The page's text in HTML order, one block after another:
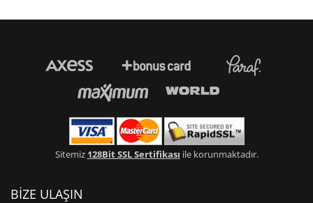
Sitemiz 128Bit SSL Sertifikası ile korunmaktadır.
BİZE ULAŞIN